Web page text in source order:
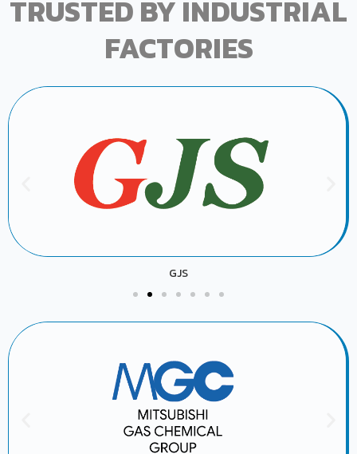
TRUSTED BY INDUSTRIAL
FACTORIES
GJS